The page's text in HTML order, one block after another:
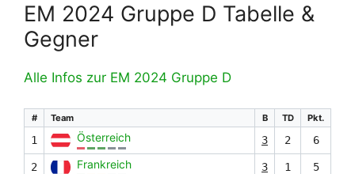
EM 2024 Gruppe D Tabelle &
Gegner
Alle Infos zur EM 2024 Gruppe D
# Team B TD Pkt.
1 Österreich 3 2 6
2 Frankreich 3 1 5